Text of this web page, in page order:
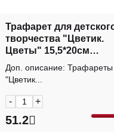
Трафарет для
творчества "Цветик.
Цветы" 15,5*20см
2091291415 Невская
палитра
Доп. описание: Трафареты
"Цветик...
- +
51.2